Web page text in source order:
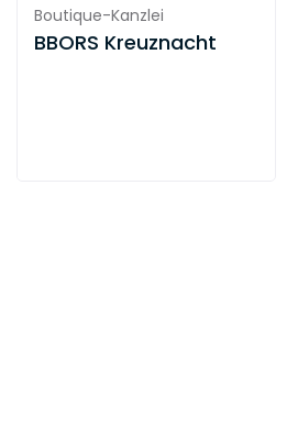
Boutique-Kanzlei
BBORS Kreuznacht